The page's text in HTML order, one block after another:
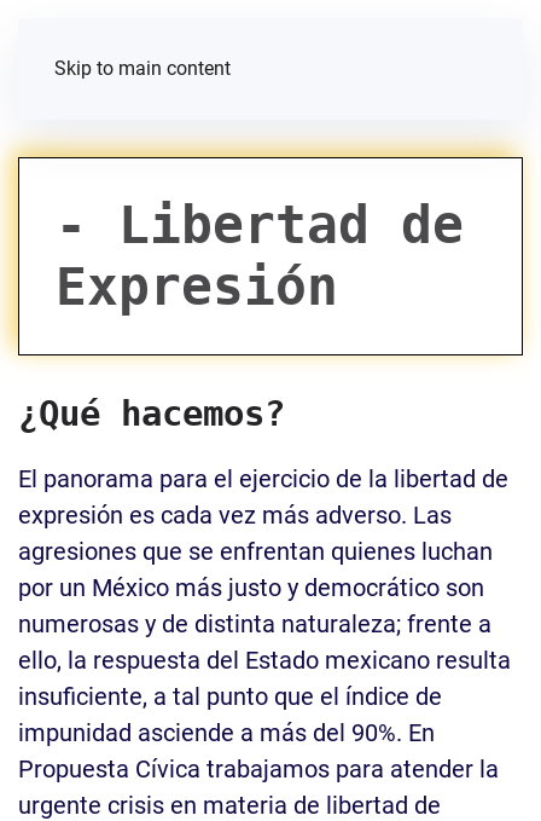
Skip to main content
- Libertad de
Expresión
¿Qué hacemos?
El panorama para el ejercicio de la libertad de
expresión es cada vez más adverso. Las
agresiones que se enfrentan quienes luchan
por un México más justo y democrático son
numerosas y de distinta naturaleza; frente a
ello, la respuesta del Estado mexicano resulta
insuficiente, a tal punto que el índice de
impunidad asciende a más del 90%. En
Propuesta Cívica trabajamos para atender la
urgente crisis en materia de libertad de